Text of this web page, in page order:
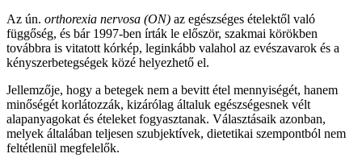
Az ún. orthorexia nervosa (ON) az egészséges ételektől való
függőség, és bár 1997-ben írták le először, szakmai körökben
továbbra is vitatott kórkép, leginkább valahol az evészavarok és a
kényszerbetegségek közé helyezhető el.
Jellemzője, hogy a betegek nem a bevitt étel mennyiségét, hanem
minőségét korlátozzák, kizárólag általuk egészségesnek vélt
alapanyagokat és ételeket fogyasztanak. Választásaik azonban,
melyek általában teljesen szubjektívek, dietetikai szempontból nem
feltétlenül megfelelők.